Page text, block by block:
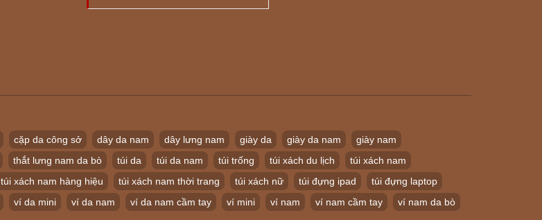
cặp da công sở dây da nam dây lưng nam giày da giày da nam
giày nam
thắt lưng nam da bò túi da túi da nam túi trống túi xách du lịch
túi xách nam
túi xách nam hàng hiệu túi xách nam thời trang túi xách nữ túi đựng ipad
túi đựng laptop
ví da mini ví da nam ví da nam cầm tay ví mini ví nam ví nam cầm tay
ví nam da bò